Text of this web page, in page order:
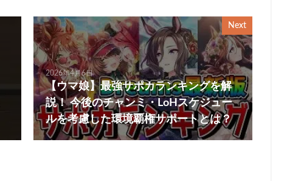
Next
2026年4月6日
【ウマ娘】最強サポカランキングを解
説！ 今後のチャンミ・LoHスケジュー
ルを考慮した環境覇権サポートとは？